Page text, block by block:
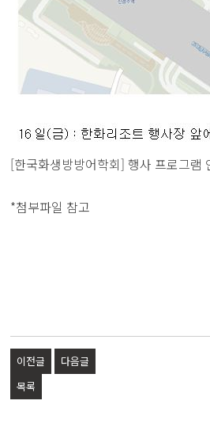
[한국화생방방어학회] 행사 프로그램
*첨부파일 참고
이전글
다음글
목록